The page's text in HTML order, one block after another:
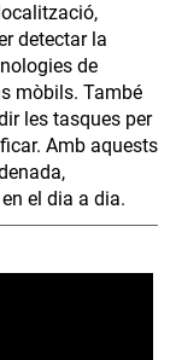
detectar la
de
mòbils. També
les tasques per
Amb aquests
el dia a dia.